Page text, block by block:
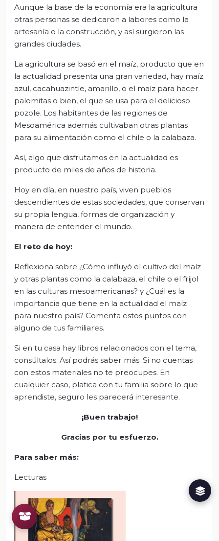
Aunque la base de la economía era la agricultura
otras personas se dedicaron a labores como la
artesanía o la construcción, y así surgieron las
grandes ciudades.
La agricultura se basó en el maíz, producto que en
la actualidad presenta una gran variedad, hay maíz
azul, cacahuazintle, amarillo, o el maíz para hacer
palomitas o bien, el que se usa para el delicioso
pozole. Los habitantes de las regiones de
Mesoamérica además cultivaban otras plantas
para su alimentación como el chile o la calabaza.
Así, algo que disfrutamos en la actualidad es
producto de miles de años de historia.
Hoy en día, en nuestro país, viven pueblos
descendientes de estas sociedades, que conservan
su propia lengua, formas de organización y
manera de entender el mundo.
El reto de hoy:
Reflexiona sobre ¿Cómo influyó el cultivo del maíz
y otras plantas como la calabaza, el chile o el frijol
en las culturas mesoamericanas? y ¿Cuál es la
importancia que tiene en la actualidad el maíz
para nuestro país? Comenta estos puntos con
alguno de tus familiares.
Si en tu casa hay libros relacionados con el tema,
consúltalos. Así podrás saber más. Si no cuentas
con estos materiales no te preocupes. En
cualquier caso, platica con tu familia sobre lo que
aprendiste, seguro les parecerá interesante.
¡Buen trabajo!
Gracias por tu esfuerzo.
Para saber más:
Lecturas